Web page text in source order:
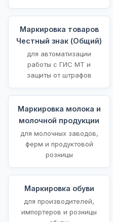
Маркировка товаров
Честный знак (Общий)
для автоматизации
работы с ГИС МТ и
защиты от штрафов
Маркировка молока и
молочной продукции
для молочных заводов,
ферм и продуктовой
розницы
Маркировка обуви
для производителей,
импортеров и розницы